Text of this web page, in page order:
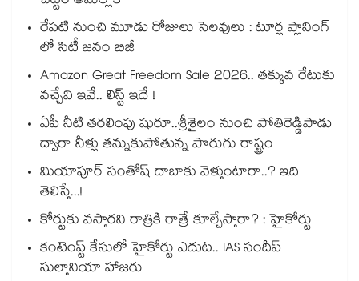
రేపటి నుంచి మూడు రోజులు సెలవులు : టూర్ల ప్లానింగ్
లో సిటీ జనం బిజీ
Amazon Great Freedom Sale 2026.. తక్కువ రేటుకు
వచ్చేవి ఇవే.. లిస్ట్ ఇదే !
ఏపీ నీటి తరలింపు షురూ..శ్రీశైలం నుంచి పోతిరెడ్డిపాడు
ద్వారా నీళ్లు తన్నుకుపోతున్న పొరుగు రాష్ట్రం
మియాపూర్ సంతోష్ దాబాకు వెళ్తుంటారా..? ఇది
తెలిస్తే...!
కోర్టుకు వస్తారని రాత్రికి రాత్రే కూల్చేస్తారా? : హైకోర్టు
కంటెంప్ట్ కేసులో హైకోర్టు ఎదుట.. IAS సందీప్
సుల్తానియా హాజరు